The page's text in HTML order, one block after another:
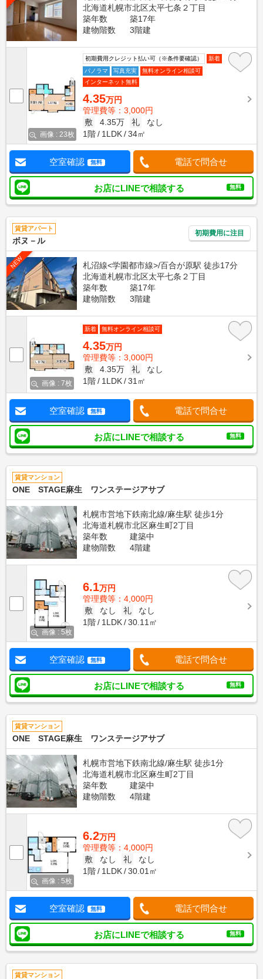
北海道札幌市北区太平七条２丁目
築年数
築17年
建物階数
3階建
画像 : 23枚
初期費用クレジット払い可（※条件要確認）
新着
パノラマ
写真充実
無料オンライン相談可
インターネット無料
4.35万円
管理費等：3,000円
敷
4.35万 礼
なし
1階
1LDK 34㎡
空室確認 無料 電話で問合せ
お店にLINEで相談する 無料
賃貸アパート
ボヌ－ル
初期費用に注目
NEW
札沼線<学園都市線>/百合が原駅 徒歩17分
北海道札幌市北区太平七条２丁目
築年数
築17年
建物階数
3階建
画像 : 7枚
新着 無料オンライン相談可
4.35万円
管理費等：3,000円
敷
4.35万 礼
なし
1階
1LDK 31㎡
空室確認 無料 電話で問合せ
お店にLINEで相談する 無料
賃貸マンション
ONE STAGE麻生 ワンステージアサブ
札幌市営地下鉄南北線/麻生駅 徒歩1分
北海道札幌市北区麻生町2丁目
築年数
建築中
建物階数
4階建
画像 : 5枚
6.1万円
管理費等：4,000円
敷
なし 礼
なし
1階
1LDK 30.11㎡
空室確認 無料 電話で問合せ
お店にLINEで相談する 無料
賃貸マンション
ONE STAGE麻生 ワンステージアサブ
札幌市営地下鉄南北線/麻生駅 徒歩1分
北海道札幌市北区麻生町2丁目
築年数
建築中
建物階数
4階建
画像 : 5枚
6.2万円
管理費等：4,000円
敷
なし 礼
なし
1階
1LDK 30.01㎡
空室確認 無料 電話で問合せ
お店にLINEで相談する 無料
賃貸マンション